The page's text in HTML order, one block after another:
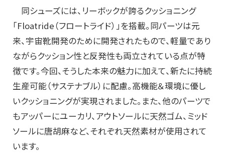
同シューズには、リーボックが誇るクッショニング
「Floatride（フロートライド）」を搭載。同パーツは元
来、宇宙靴開発のために開発されたもので、軽量であり
ながらクッション性と反発性も両立されている点が特
徴です。今回、そうした本来の魅力に加えて、新たに持続
生産可能（サステナブル）に配慮。高機能＆環境に優し
いクッショニングが実現されました。また、他のパーツで
もアッパーにユーカリ、アウトソールに天然ゴム、ミッド
ソールに唐胡麻など、それぞれ天然素材が使用されて
います。